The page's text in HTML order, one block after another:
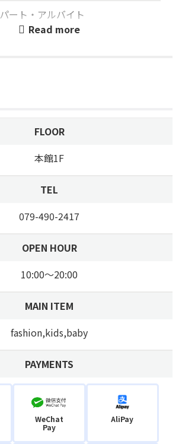
パート・アルバイト
方、遅番・土日祝勤務できる方大歓
FLOOR
本館1F
TEL
079-490-2417
OPEN HOUR
10:00～20:00
MAIN ITEM
fashion,kids,baby
PAYMENTS
WeChat
Pay
AliPay